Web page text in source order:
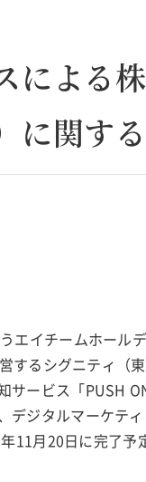
による
に関す
エイチームホール
するシグニティ（
ービス「PUSH
ジタルマーケテ
月20日に完了予